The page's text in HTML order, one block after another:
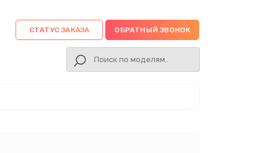
СТАТУС ЗАКАЗА ОБРАТНЫЙ ЗВОНОК